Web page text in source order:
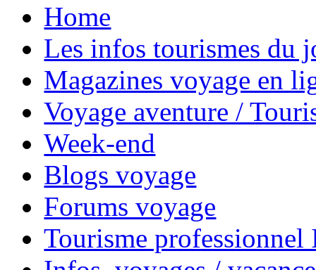
Home
Les infos tourismes du
Magazines voyage en
Voyage aventure /
Week-end
Blogs voyage
Forums voyage
Tourisme